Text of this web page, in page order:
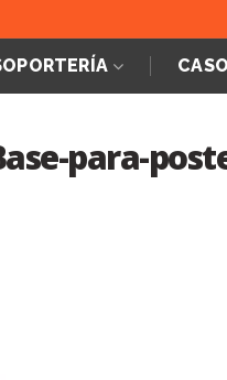
para-